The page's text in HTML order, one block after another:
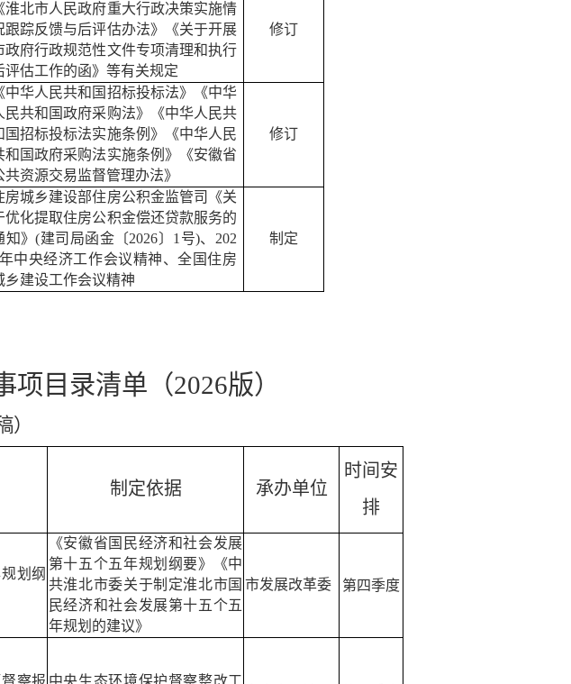
淮北市人民政府重大行政决策实施情
跟踪反馈与后评估办法》
《关于开展
政府行政规范性文件专项清理和执行
评估工作的函》等有关规定
修订
中华人民共和国招标投标法》《中华
民共和国政府采购法》《中华人民共
国招标投标法实施条例》《中华人民
和国政府采购法实施条例》《安徽省
共资源交易监督管理办法》
修订
房城乡建设部住房公积金监管司《关
优化提取住房公积金偿还贷款服务的
知》(建司局函金〔2026〕 1 号)、 202
年中央经济工作会议精神、全国住房
乡建设工作会议精神
制定
项目录清单（2026版）
）
制定依据 承办单位
时间安
排
划纲
《安徽省国民经济和社会发展
第十五个五年规划纲要》《中
共淮北市委关于制定淮北市国
民经济和社会发展第十五个五
年规划的建议》
市发展改革委 第四季度